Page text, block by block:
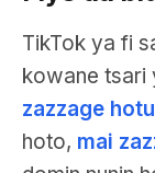
TikTok ya fi
kowane tsari
zazzage
hoto, mai